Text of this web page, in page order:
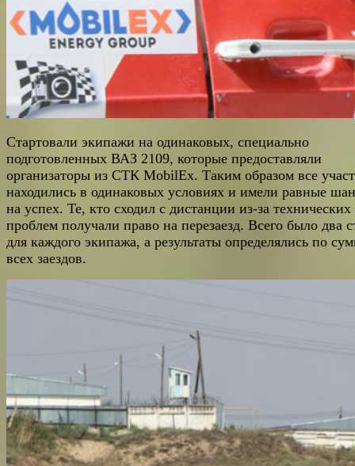
Стартовали экипажи на одинаковых, специально
подготовленных ВАЗ 2109, которые предоставляли
организаторы из СТК MobilEx. Таким образом все
находились в одинаковых условиях и имели равные
на успех. Те, кто сходил с дистанции из-за технических
проблем получали право на перезаезд. Всего было два
для каждого экипажа, а результаты определялись по
всех заездов.